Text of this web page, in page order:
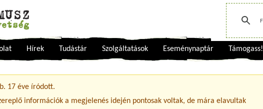
Hírek Tudástár Szolgáltatások Eseménynaptár Támogass!
üzenet
17 éve íródott.
információk a megjelenés idején pontosak voltak, de mára elavultak